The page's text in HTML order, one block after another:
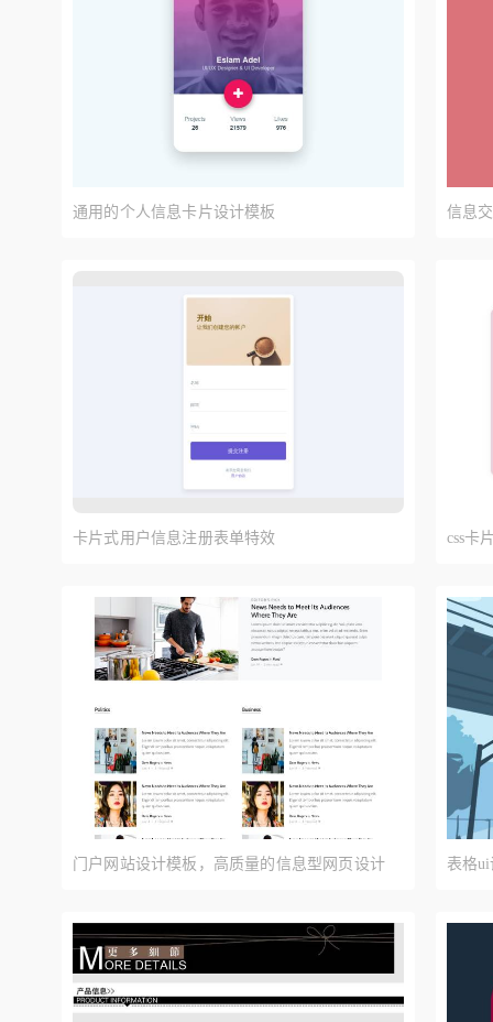
通用的个人信息卡片设计模板 信息
卡片式用户信息注册表单特效 css卡
门户网站设计模板，高质量的信息型网页设计 表格